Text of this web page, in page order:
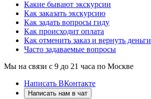
Какие бывают экскурсии
Как заказать экскурсию
Как задать вопросы гиду
Как происходит оплата
Как отменить заказ и вернуть деньги
Часто задаваемые вопросы
Мы на связи с 9 до 21 часа по Москве
Написать ВКонтакте
Написать нам в чат